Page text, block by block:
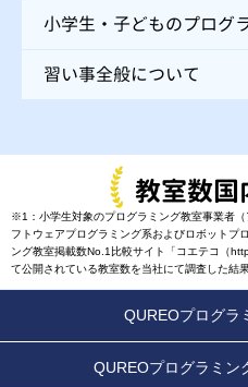
小学生・子どものプログ
習い事全般について
教室数国
※1：小学生対象のプログラミング教室事業者
フトウェアプログラミング系およびロボットプ
ング教室掲載数No.1比較サイト「コエテコ（
て公開されている教室数を当社にて調査した結
QUREOプログラ
QUREOプログラミン